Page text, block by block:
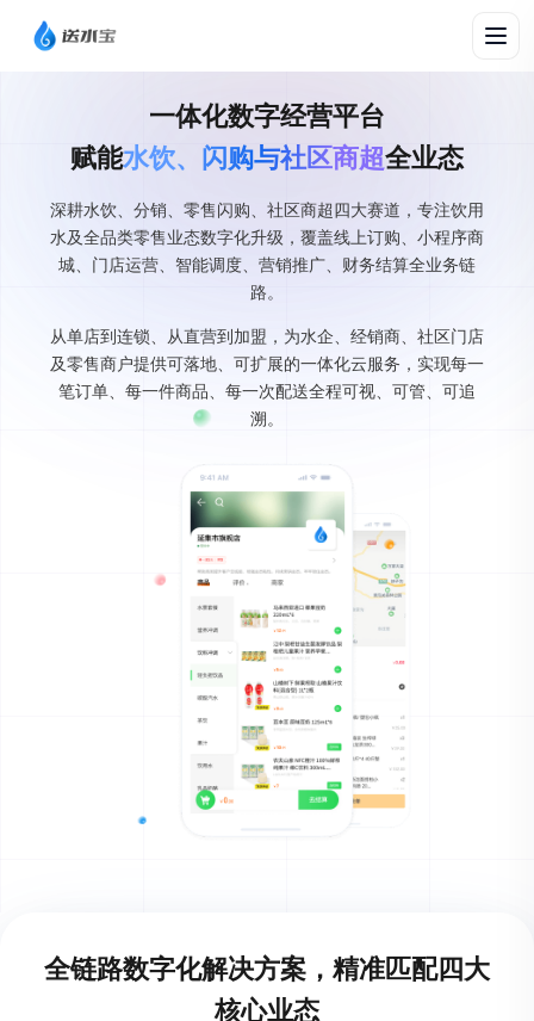
一体化数字经营平台
赋能水饮、闪购与社区商超全业态
深耕水饮、分销、零售闪购、社区商超四大赛道，专注饮用
水及全品类零售业态数字化升级，覆盖线上订购、小程序商
城、门店运营、智能调度、营销推广、财务结算全业务链
路。
从单店到连锁、从直营到加盟，为水企、经销商、社区门店
及零售商户提供可落地、可扩展的一体化云服务，实现每一
笔订单、每一件商品、每一次配送全程可视、可管、可追
溯。
全链路数字化解决方案，精准匹配四大
核心业态